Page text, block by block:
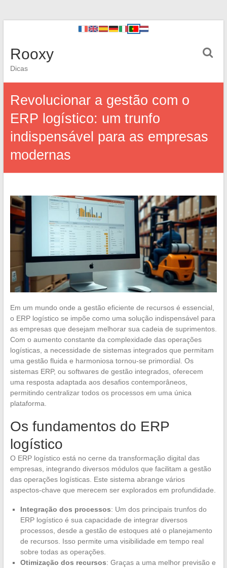
Rooxy
Dicas
Revolucionar a gestão com o
ERP logístico: um trunfo
indispensável para as empresas
modernas
Em um mundo onde a gestão eficiente de recursos é essencial,
o ERP logístico se impõe como uma solução indispensável para
as empresas que desejam melhorar sua cadeia de suprimentos.
Com o aumento constante da complexidade das operações
logísticas, a necessidade de sistemas integrados que permitam
uma gestão fluida e harmoniosa tornou-se primordial. Os
sistemas ERP, ou softwares de gestão integrados, oferecem
uma resposta adaptada aos desafios contemporâneos,
permitindo centralizar todos os processos em uma única
plataforma.
Os fundamentos do ERP
logístico
O ERP logístico está no cerne da transformação digital das
empresas, integrando diversos módulos que facilitam a gestão
das operações logísticas. Este sistema abrange vários
aspectos-chave que merecem ser explorados em profundidade.
Integração dos processos: Um dos principais trunfos do
ERP logístico é sua capacidade de integrar diversos
processos, desde a gestão de estoques até o planejamento
de recursos. Isso permite uma visibilidade em tempo real
sobre todas as operações.
Otimização dos recursos: Graças a uma melhor previsão e